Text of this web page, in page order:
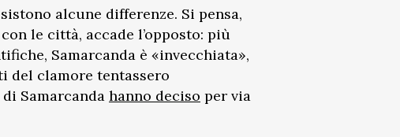
alcune differenze. Si pensa,
le città, accade l’opposto: più
Samarcanda è «invecchiata»,
del clamore tentassero
Samarcanda hanno deciso per via